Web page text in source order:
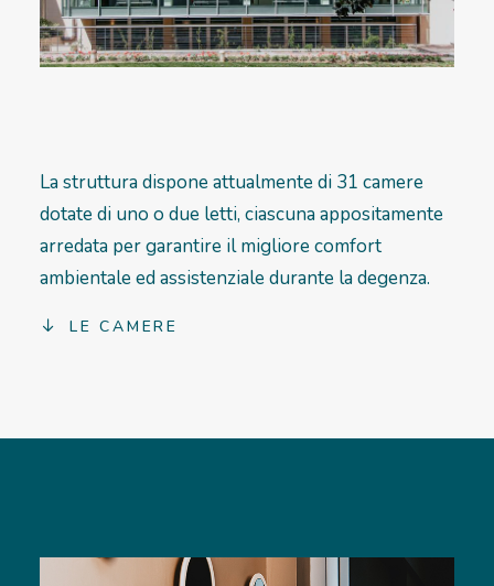
La struttura dispone attualmente di 31 camere
dotate di uno o due letti, ciascuna appositamente
arredata per garantire il migliore comfort
ambientale ed assistenziale durante la degenza.
LE CAMERE